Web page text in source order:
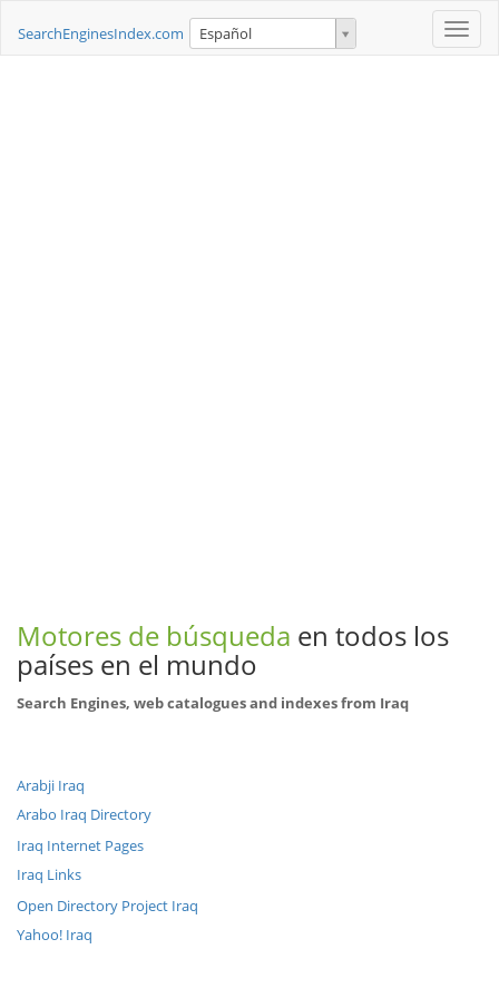
Toggle
SearchEnginesIndex.com Español
Motores de búsqueda en todos los
países en el mundo
Search Engines, web catalogues and indexes from Iraq
Arabji Iraq
Arabo Iraq Directory
Iraq Internet Pages
Iraq Links
Open Directory Project Iraq
Yahoo! Iraq